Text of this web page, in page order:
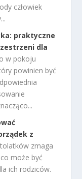
człowiek
praktyczne
dla
w pokoju
powinien być
z
zmaga
może być
ich rodziców.